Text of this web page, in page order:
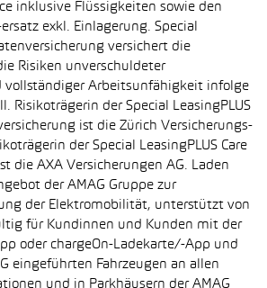
inklusive Flüssigkeiten sowie den
exkl. Einlagerung. Special
versichert die
Risiken unverschuldeter
vollständiger Arbeitsunfähigkeit infolge
Risikoträgerin der Special LeasingPLUS
ist die Zürich Versicherungs-
der Special LeasingPLUS Care
die AXA Versicherungen AG. Laden
der AMAG Gruppe zur
der Elektromobilität, unterstützt von
für Kundinnen und Kunden mit der
oder chargeOn-Ladekarte/-App und
eingeführten Fahrzeugen an allen
und in Parkhäusern der AMAG